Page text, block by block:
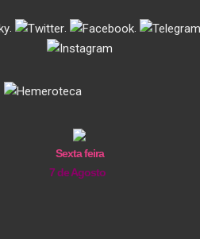
. . .
Sexta feira
7 de Agosto